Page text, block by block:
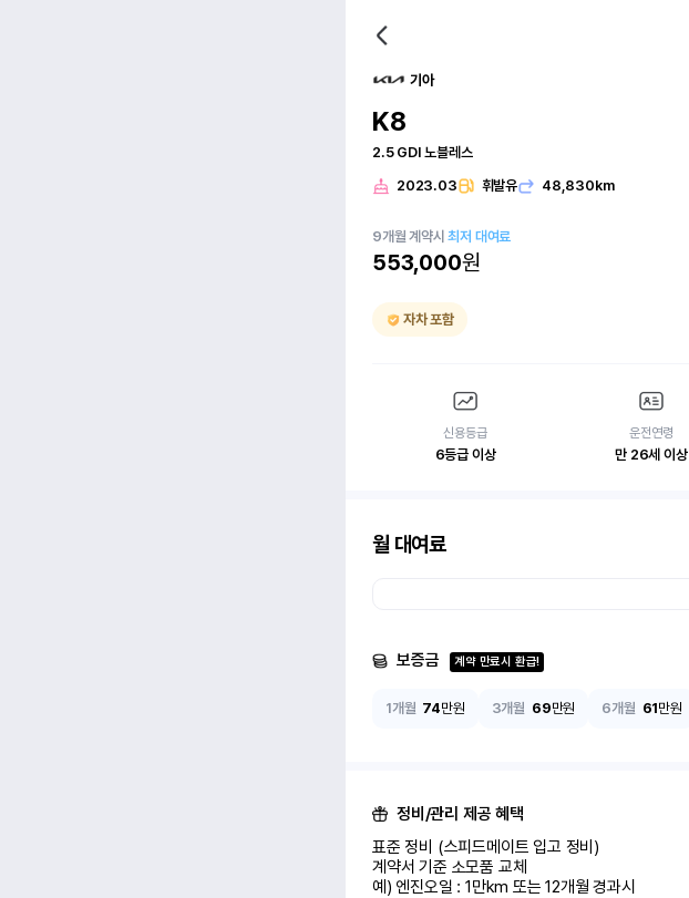
기아
K8
2.5 GDI 노블레스
2023.03 휘발유 48,830km
9개월 계약시최저 대여료
553,000원
자차 포함
신용등급
6등급 이상
운전연령
만 26세 이상
월 대여료
보증금 계약 만료시 환급!
1개월 74만원 3개월 69만원 6개월 61만원
정비/관리 제공 혜택
표준 정비 (스피드메이트 입고 정비)
계약서 기준 소모품 교체
예) 엔진오일 : 1만km 또는 12개월 경과시